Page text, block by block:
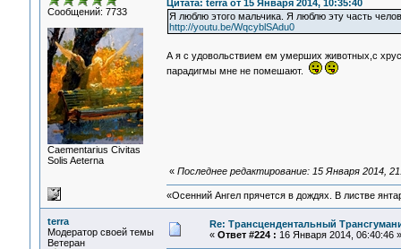
Сообщений: 7733
Сaementarius Civitas
Solis Aeterna
Цитата: terra от 15 Января 2014, 10:35:40
Я люблю этого мальчика. Я люблю эту часть
http://youtu.be/WqcyblSAdu0
А я с удовольствием ем умерших животных,с
парадигмы мне не помешают.
« Последнее редактирование: 15 Января 2014,
«Осенний Ангел прячется в дождях. В листве
terra
Модератор своей темы
Ветеран
Re: Трансцендентальный
« Ответ #224 : 16 Января 2014, 06:40:46 »